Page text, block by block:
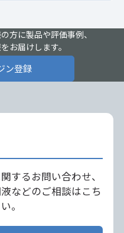
方に製品や評価事例、
お届けします。
ン登録
するお問い合わせ、
などのご相談はこち
。